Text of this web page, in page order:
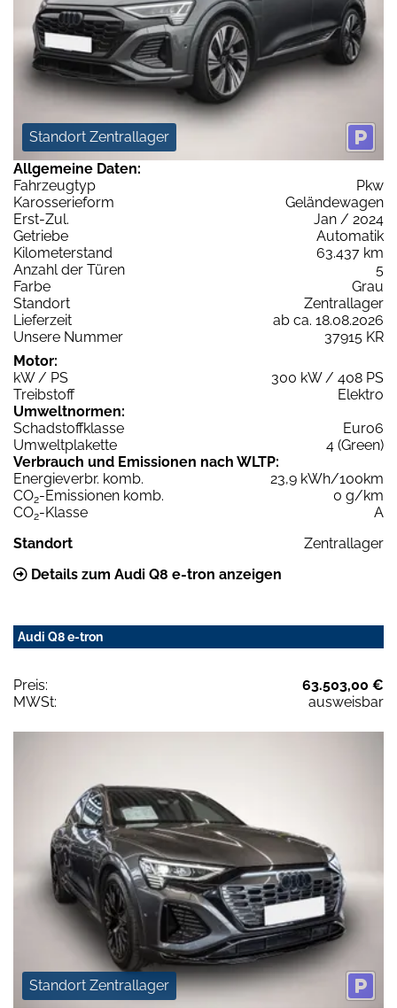
Standort Zentrallager
Allgemeine Daten:
Fahrzeugtyp
Pkw
Karosserieform
Geländewagen
Erst-Zul.
Jan / 2024
Getriebe
Automatik
Kilometerstand
63.437 km
Anzahl der Türen
5
Farbe
Grau
Standort
Zentrallager
Lieferzeit
ab ca. 18.08.2026
Unsere Nummer
37915 KR
Motor:
kW / PS
300 kW / 408 PS
Treibstoff
Elektro
Umweltnormen:
Schadstoffklasse
Euro6
Umweltplakette
4 (Green)
Verbrauch und Emissionen nach WLTP:
Energieverbr. komb.
23,9 kWh/100km
CO2-Emissionen komb.
0 g/km
CO2-Klasse
A
Standort
Zentrallager
Details zum Audi Q8 e-tron anzeigen
Audi Q8 e-tron
Preis:
63.503,00 €
MWSt:
ausweisbar
Standort Zentrallager